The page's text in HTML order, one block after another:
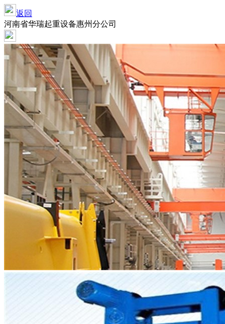
返回
河南省华瑞起重设备惠州分公司